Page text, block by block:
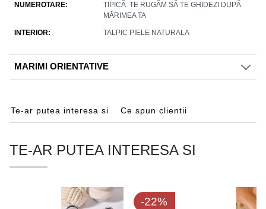
NUMEROTARE
TIPICĂ. TE RUGĂM SĂ TE GHIDEZI DUPĂ
MĂRIMEA TA
INTERIOR TALPIC PIELE NATURALA
MARIMI ORIENTATIVE
Te-ar putea interesa si Ce spun clientii
TE-AR PUTEA INTERESA SI
-22%